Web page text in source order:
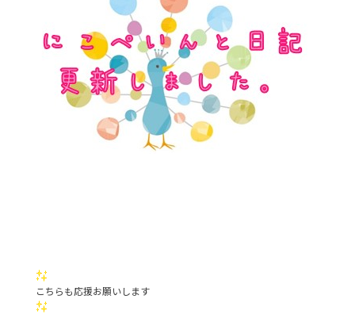
こちらも応援お願いします